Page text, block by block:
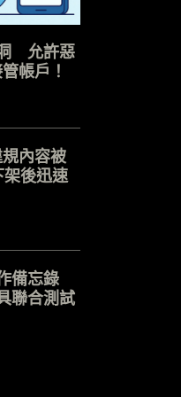
允許惡
帳戶！
內容被
後迅速
備忘錄
聯合測試